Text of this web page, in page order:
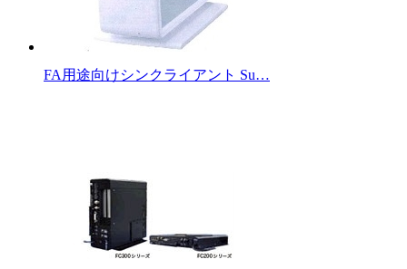
FA用途向けシンクライアント Su…